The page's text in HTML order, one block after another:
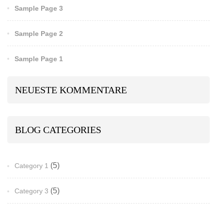
Sample Page 3
Sample Page 2
Sample Page 1
NEUESTE KOMMENTARE
BLOG CATEGORIES
Category 1 (5)
Category 3 (5)